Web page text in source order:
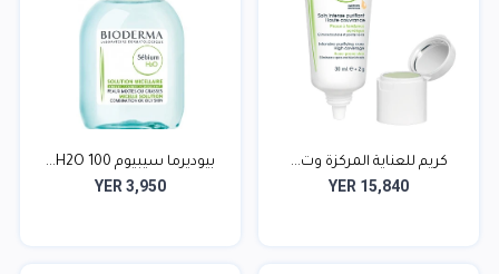
كريم للعناية المركزة وت...
YER 15,840
بيوديرما سيبيوم H2O 100...
YER 3,950